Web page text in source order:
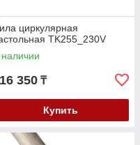
циркулярная
TK255_230V
350 ₸
Купить